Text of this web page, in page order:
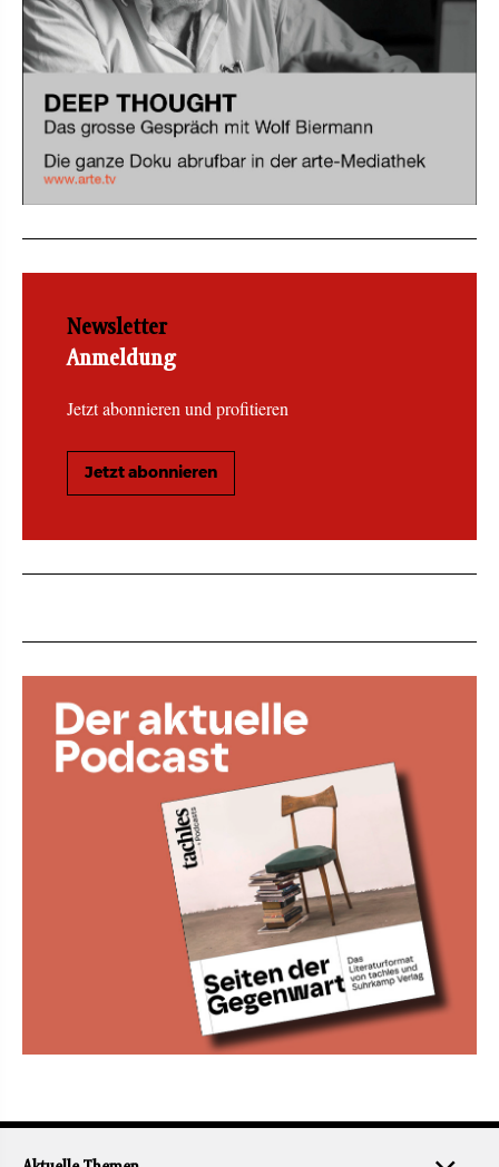
Newsletter
Anmeldung
Jetzt abonnieren und profitieren
Jetzt abonnieren